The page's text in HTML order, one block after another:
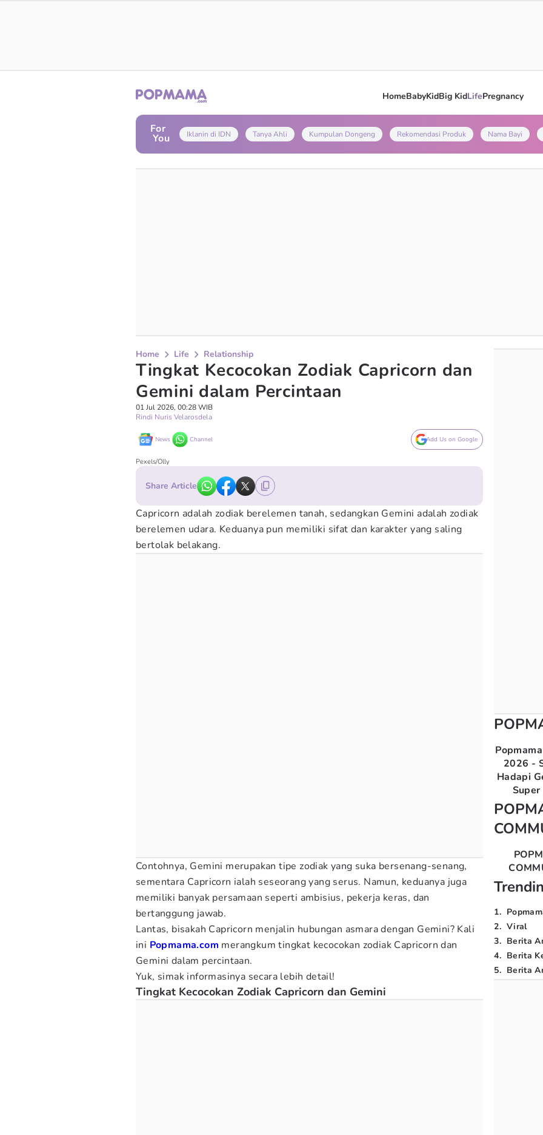
HomeBabyKidBig KidLifePregnancy
For
You Iklanin di IDN Tanya Ahli Kumpulan Dongeng Rekomendasi Produk Nama Bayi
Home Life Relationship
Tingkat Kecocokan Zodiak Capricorn dan
Gemini dalam Percintaan
01 Jul 2026, 00:28 WIB
Rindi Nuris Velarosdela
News Channel Add Us on Google
Pexels/Olly
Share Article
Capricorn adalah zodiak berelemen tanah, sedangkan Gemini adalah zodiak
berelemen udara. Keduanya pun memiliki sifat dan karakter yang saling
bertolak belakang.
Contohnya, Gemini merupakan tipe zodiak yang suka bersenang-senang,
sementara Capricorn ialah seseorang yang serus. Namun, keduanya juga
memiliki banyak persamaan seperti ambisius, pekerja keras, dan
bertanggung jawab.
Lantas, bisakah Capricorn menjalin hubungan asmara dengan Gemini? Kali
ini Popmama.com merangkum tingkat kecocokan zodiak Capricorn dan
Gemini dalam percintaan.
Yuk, simak informasinya secara lebih detail!
Tingkat Kecocokan Zodiak Capricorn dan Gemini
2026 -
Hadapi
1.
2. Viral
3. Berita
4. Berita
5. Berita